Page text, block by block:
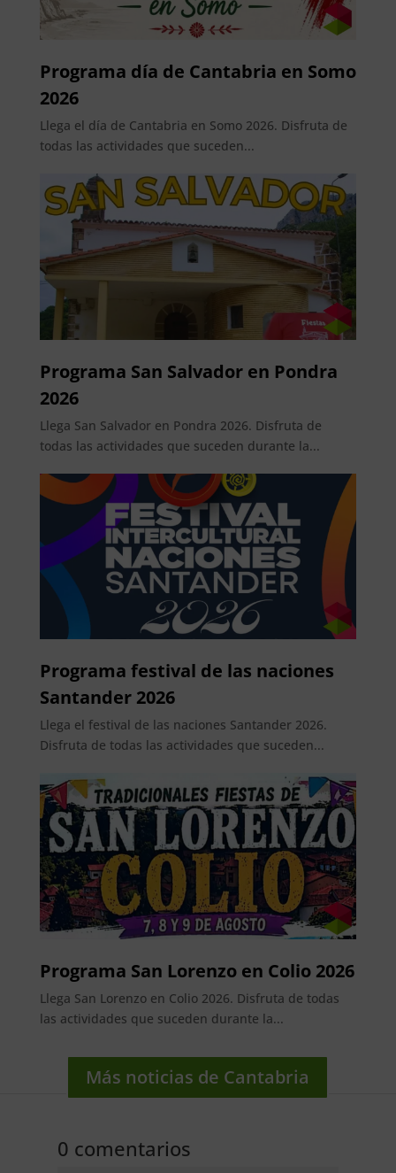
Programa día de Cantabria en Somo
2026
Llega el día de Cantabria en Somo 2026. Disfruta de
todas las actividades que suceden...
Programa San Salvador en Pondra
2026
Llega San Salvador en Pondra 2026. Disfruta de
todas las actividades que suceden durante la...
Programa festival de las naciones
Santander 2026
Llega el festival de las naciones Santander 2026.
Disfruta de todas las actividades que suceden...
Programa San Lorenzo en Colio 2026
Llega San Lorenzo en Colio 2026. Disfruta de todas
las actividades que suceden durante la...
Más noticias de Cantabria
0 comentarios